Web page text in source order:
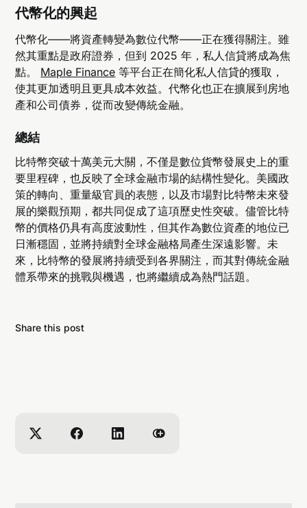
代幣化的興起
代幣化——將資產轉變為數位代幣——正在獲得關注。雖
然其重點是政府證券，但到 2025 年，私人信貸將成為焦
點。 Maple Finance 等平台正在簡化私人信貸的獲取，
使其更加透明且更具成本效益。代幣化也正在擴展到房地
產和公司債券，從而改變傳統金融。
總結
比特幣突破十萬美元大關，不僅是數位貨幣發展史上的重
要里程碑，也反映了全球金融市場的結構性變化。美國政
策的轉向、重量級官員的表態，以及市場對比特幣未來發
展的樂觀預期，都共同促成了這項歷史性突破。儘管比特
幣的價格仍具有高度波動性，但其作為數位資產的地位已
日漸穩固，並將持續對全球金融格局產生深遠影響。未
來，比特幣的發展將持續受到各界關注，而其對傳統金融
體系帶來的挑戰與機遇，也將繼續成為熱門話題。
Share this post